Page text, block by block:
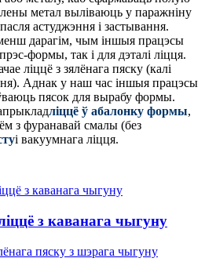
метал выліваюць у паражніну
астуджэння і застывання.
дарагім, чым іншыя працэсы
формы, так і для дэталі ліцця.
ліццё з зялёнага пяску (калі
Аднак у наш час іншыя працэсы
пясок для вырабу формы.
ліццё ў абалонку формы,
з фуранавай смалы (без
і вакуумнага ліцця.
з каванага чыгуну